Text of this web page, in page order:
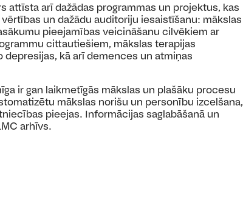
attīsta arī dažādas programmas un projektus, kas
un dažādu auditoriju iesaistīšanu: mākslas
pieejamības veicināšanu cilvēkiem ar
cittautiešiem, mākslas terapijas
kā arī demences un atmiņas
ir gan laikmetīgās mākslas un plašāku procesu
mākslas norišu un personību izcelšana,
pieejas. Informācijas saglabāšanā un
arhīvs.